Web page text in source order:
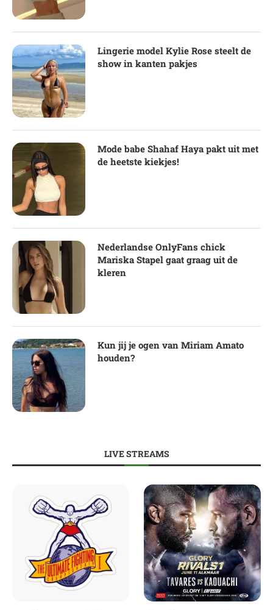
Lingerie model Kylie Rose steelt de
show in kanten pakjes
Mode babe Shahaf Haya pakt uit met
de heetste kiekjes!
Nederlandse OnlyFans chick
Mariska Stapel gaat graag uit de
kleren
Kun jij je ogen van Miriam Amato
houden?
LIVE STREAMS